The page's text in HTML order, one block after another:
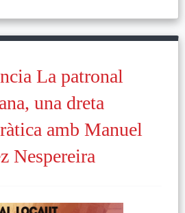
La patronal
una dreta
amb Manuel
Nespereira